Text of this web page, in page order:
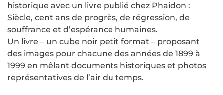
historique avec un livre publié chez Phaidon :
Siècle, cent ans de progrès, de régression, de
souffrance et d’espérance humaines.
Un livre – un cube noir petit format – proposant
des images pour chacune des années de 1899 à
1999 en mêlant documents historiques et photos
représentatives de l’air du temps.